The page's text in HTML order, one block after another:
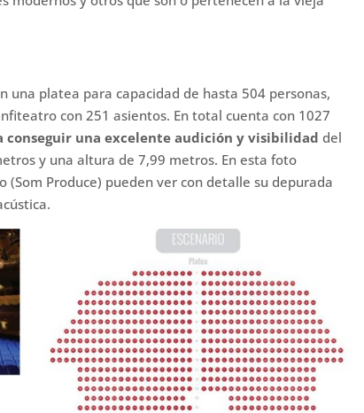
una platea para capacidad de hasta 504 personas,
con 251 asientos. En total cuenta con 1027
una excelente audición y visibilidad del
y una altura de 7,99 metros. En esta foto
Produce) pueden ver con detalle su depurada